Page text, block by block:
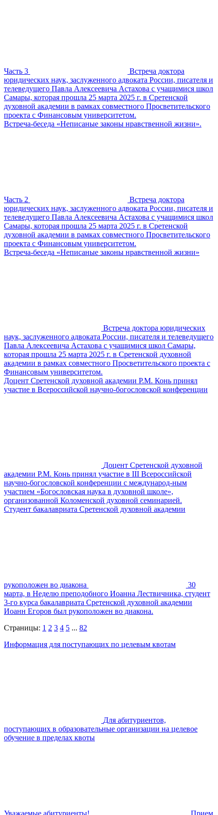
Часть 3
Встреча доктора
юридических наук, заслуженного адвоката России, писателя и
телеведущего Павла Алексеевича Астахова с учащимися школ
Самары, которая прошла 25 марта 2025 г. в Сретенской
духовной академии в рамках совместного Просветительского
проекта с Финансовым университетом.
Встреча-беседа «Неписаные законы нравственной жизни».
Часть 2
Встреча доктора
юридических наук, заслуженного адвоката России, писателя и
телеведущего Павла Алексеевича Астахова с учащимися школ
Самары, которая прошла 25 марта 2025 г. в Сретенской
духовной академии в рамках совместного Просветительского
проекта с Финансовым университетом.
Встреча-беседа «Неписаные законы нравственной жизни»
Встреча доктора юридических
наук, заслуженного адвоката России, писателя и телеведущего
Павла Алексеевича Астахова с учащимися школ Самары,
которая прошла 25 марта 2025 г. в Сретенской духовной
академии в рамках совместного Просветительского проекта с
Финансовым университетом.
Доцент Сретенской духовной академии Р.М. Конь принял
участие в Всероссийской научно-богословской конференции
Доцент Сретенской духовной
академии Р.М. Конь принял участие в III Всероссийской
научно-богословской конференции с международ-ным
участием «Богословская наука в духовной школе»,
организованной Коломенской духовной семинарией.
Студент бакалавриата Сретенской духовной академии
рукоположен во диакона
30
марта, в Неделю преподобного Иоанна Лествичника, студент
3-го курса бакалавриата Сретенской духовной академии
Иоанн Егоров был рукоположен во диакона.
Страницы: 1 2 3 4 5 ... 82
Информация для поступающих по целевым квотам
Для абитуриентов,
поступающих в образовательные организации на целевое
обучение в пределах квоты
Уважаемые абитуриенты! Прием